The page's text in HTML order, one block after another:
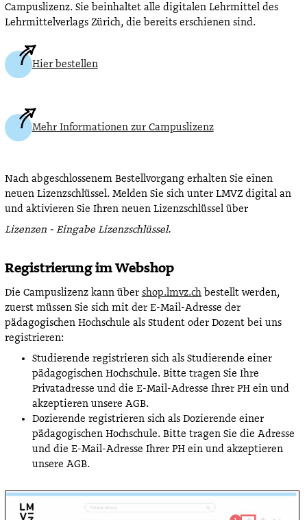
Campuslizenz. Sie beinhaltet alle digitalen Lehrmittel des
Lehrmittelverlags Zürich, die bereits erschienen sind.
Hier bestellen
Mehr Informationen zur Campuslizenz
Nach abgeschlossenem Bestellvorgang erhalten Sie einen
neuen Lizenzschlüssel. Melden Sie sich unter LMVZ digital an
und aktivieren Sie Ihren neuen Lizenzschlüssel über
Lizenzen - Eingabe Lizenzschlüssel.
Registrierung im Webshop
Die Campuslizenz kann über shop.lmvz.chbestellt werden,
zuerst müssen Sie sich mit der E-Mail-Adresse der
pädagogischen Hochschule als Student oder Dozent bei uns
registrieren:
Studierende registrieren sich als Studierende einer
pädagogischen Hochschule. Bitte tragen Sie Ihre
Privatadresse und die E-Mail-Adresse Ihrer PH ein und
akzeptieren unsere AGB.
Dozierende registrieren sich als Dozierende einer
pädagogischen Hochschule. Bitte tragen Sie die Adresse
und die E-Mail-Adresse Ihrer PH ein und akzeptieren
unsere AGB.